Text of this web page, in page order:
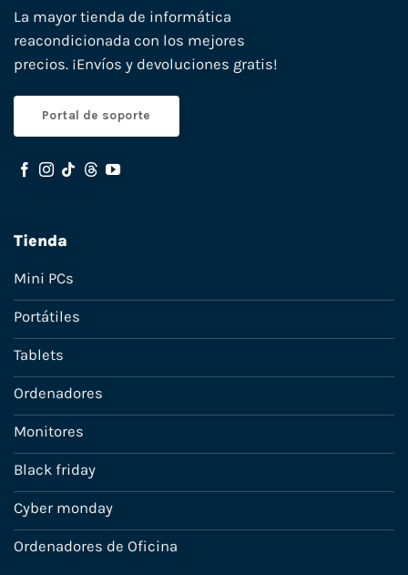
La mayor tienda de informática
reacondicionada con los mejores
precios. ¡Envíos y devoluciones gratis!
Portal de soporte
Tienda
Mini PCs
Portátiles
Tablets
Ordenadores
Monitores
Black friday
Cyber monday
Ordenadores de Oficina